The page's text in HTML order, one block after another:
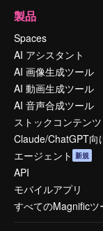
製品
Spaces
AI アシスタント
AI 画像生成ツール
AI 動画生成ツール
AI 音声合成ツール
ストックコンテンツ
Claude/ChatGPT向
エージェント 新規
API
モバイルアプリ
すべてのMagnificツ